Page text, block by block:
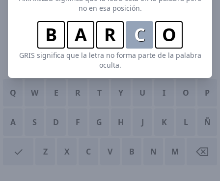
Q W E R T Y U I O P
A S D F G H J K L Ñ
✓ Z X C V B N M ⌫
no en esa posición.
B A R C O
GRIS significa que la letra no forma parte de la palabra
oculta.